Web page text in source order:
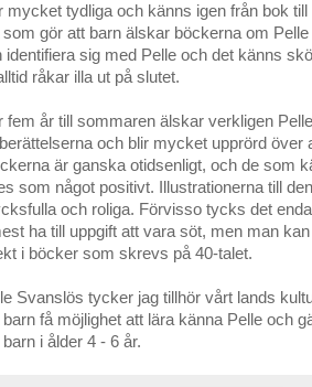
mycket tydliga och känns igen från bok
gör att barn älskar böckerna om
identifiera sig med Pelle och det känns
råkar illa ut på slutet.
fem år till sommaren älskar verkligen
och blir mycket upprörd över
är ganska otidsenligt, och de som
som något positivt. Illustrationerna till
och roliga. Förvisso tycks det
ha till uppgift att vara söt, men man
i böcker som skrevs på 40-talet.
Svanslös tycker jag tillhör vårt lands
få möjlighet att lära känna Pelle och
i ålder 4 - 6 år.